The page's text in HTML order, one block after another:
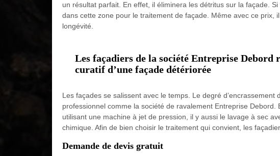
un résultat parfait. En effet, il éliminera les détritus sur la façade.
dans cette zone pour le traitement de façade. Même avec ce prix,
longévité.
Les façadiers de la société Entreprise
curatif d’une façade détériorée
Les façades se salissent avec le temps. Le degré
professionnel comme la société de ravalement Entreprise
utilisant une machine à jet de pression, il y aussi le lavage à sec
chimique. Afin de bien choisir le traitement qui convient, les
Demande de devis gratuit